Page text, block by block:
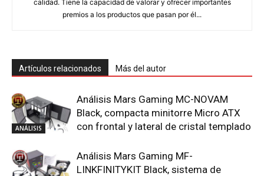
calidad. Tiene la capacidad de valorar y ofrecer importantes
premios a los productos que pasan por él...
Artículos relacionados Más del autor
ANÁLISIS
Análisis Mars Gaming MC-NOVAM
Black, compacta minitorre Micro ATX
con frontal y lateral de cristal templado
Análisis Mars Gaming MF-
LINKFINITYKIT Black, sistema de